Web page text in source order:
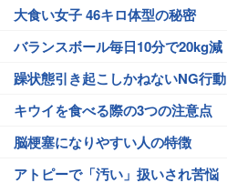
大食い女子 46キロ体型の秘密
バランスボール毎日10分で20kg減
躁状態引き起こしかねないNG行動
キウイを食べる際の3つの注意点
脳梗塞になりやすい人の特徴
アトピーで「汚い」扱いされ苦悩